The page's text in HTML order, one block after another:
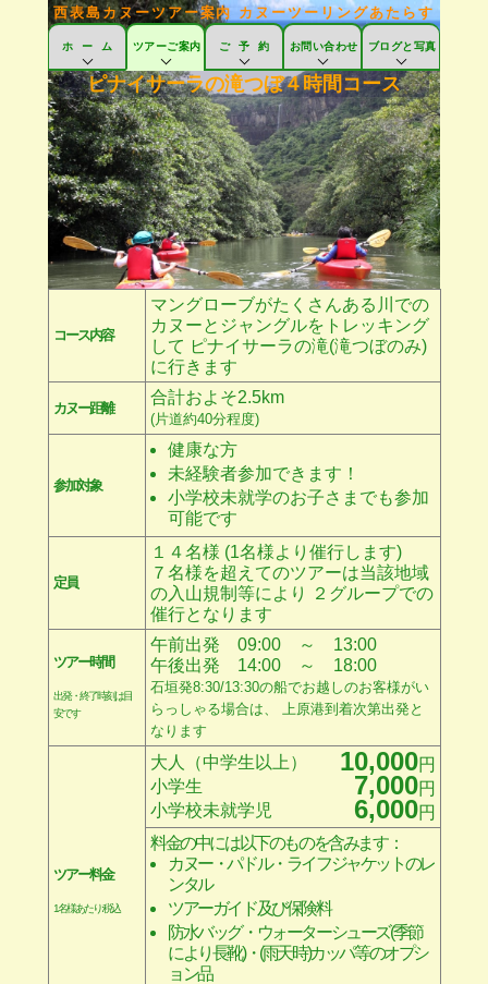
西表島カヌーツアー案内 カヌーツーリングあたらす
ホーム
ホーム(トップページ)
「あたらす」とは
安全への取り組み
おしらせ
facebook
Instagram
パイナップル園
ツアーご案内
ツアーご案内トップ
ピナイサーラの滝つぼ４時間コース
ピナイサーラの滝の上と滝つぼ６時間コース
ピナイサーラの滝つぼとサンガラの滝８時間コース
早朝サガリバナツアー
ピナイサーラの滝つぼと由布島水牛車
前良川コース
ご予約
ご予約ページ
プライバシーポリシー
キャンセルポリシー
よくある質問(FAQ)
お問い合わせ
お問い合わせ
よくある質問(FAQ)
送迎のFAQ
持ち物のFAQ
服装のFAQ
ブログと写真
ブログと写真トップ
あたらすブログ
ギャラリー
ツアーアルバム
facebook(カヌーツーリングあたらす)
facebook(あたらすパインファーム)
ピナイサーラの滝つぼ４時間コース
コース内容
マングローブがたくさんある川での
カヌーとジャングルをトレッキング
して ピナイサーラの滝(滝つぼのみ)
に行きます
カヌー距離
合計およそ2.5km
(片道約40分程度)
参加対象
健康な方
未経験者参加できます！
小学校未就学のお子さまでも参加
可能です
定員
１４名様 (1名様より催行します)
７名様を超えてのツアーは当該地域
の入山規制等により ２グループでの
催行となります
ツアー時間
出発・終了時刻は目
安です
午前出発 09:00 ～ 13:00
午後出発 14:00 ～ 18:00
石垣発8:30/13:30の船でお越しのお客様がい
らっしゃる場合は、 上原港到着次第出発と
なります
ツアー料金
1名様あたり:税込
大人（中学生以上） 10,000円
小学生
7,000円
小学校未就学児
6,000円
料金の中には以下のものを含みます：
カヌー・パドル・ライフジャケットのレ
ンタル
ツアーガイド及び保険料
防水バッグ・ウォーターシューズ(季節
により長靴)・(雨天時)カッパ等のオプシ
ョン品